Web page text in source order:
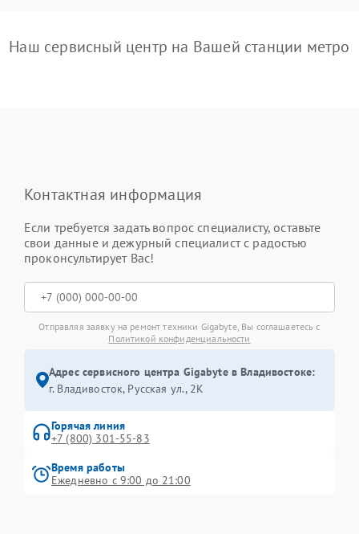
Наш сервисный центр на Вашей станции метро
Контактная информация
Если требуется задать вопрос специалисту, оставьте
свои данные и дежурный специалист с радостью
проконсультирует Вас!
Отправляя заявку на ремонт техники Gigabyte, Вы соглашаетесь с
Политикой конфиденциальности
Адрес сервисного центра Gigabyte в Владивостоке:
г. Владивосток, Русская ул., 2К
Горячая линия
+7 (800) 301-55-83
Время работы
Ежедневно с 9:00 до 21:00